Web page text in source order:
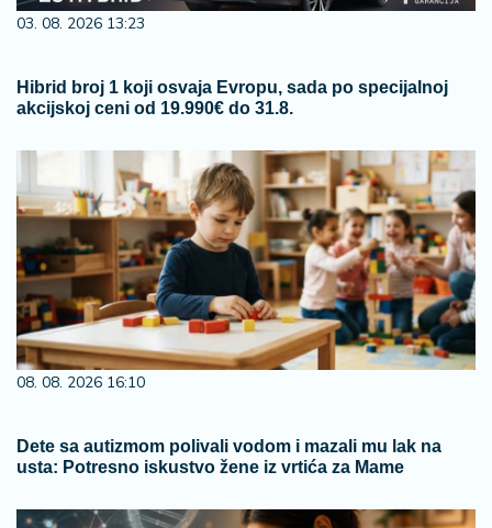
03. 08. 2026 13:23
Hibrid broj 1 koji osvaja Evropu, sada po specijalnoj
akcijskoj ceni od 19.990€ do 31.8.
08. 08. 2026 16:10
Dete sa autizmom polivali vodom i mazali mu lak na
usta: Potresno iskustvo žene iz vrtića za Mame